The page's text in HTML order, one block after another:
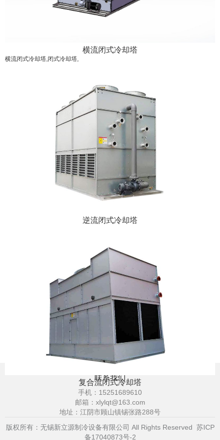
横流闭式冷却塔
横流闭式冷却塔,闭式冷却塔,
逆流闭式冷却塔
复合流闭式冷却塔
联系我们
手机： 15251689610
邮箱： xlylqt@163.com
地址：江阴市顾山镇锡张路288号
版权所有：无锡新立源制冷设备有限公司 All Rights Reserved 苏ICP
备17040873号-2